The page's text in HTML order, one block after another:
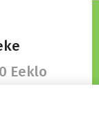
Eeklo